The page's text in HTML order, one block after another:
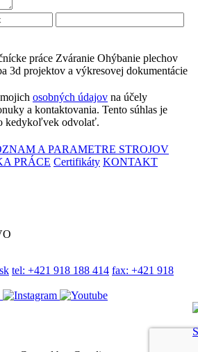
práce Zváranie Ohýbanie plechov
3d projektov a výkresovej dokumentácie
osobných údajov na účely
a kontaktovania. Tento súhlas je
kedykoľvek odvolať.
A PARAMETRE STROJOV
PRÁCE Certifikáty KONTAKT
tel: +421 918 188 414 fax: +421 918